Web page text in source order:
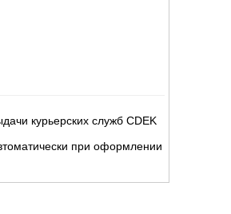
курьерских служб CDEK
при оформлении